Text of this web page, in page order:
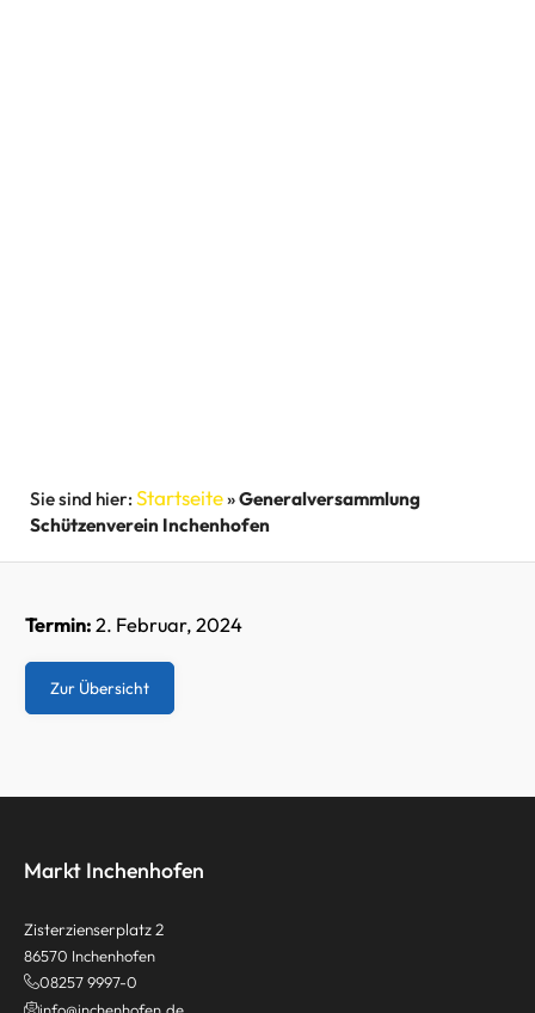
Startseite»Generalversammlung
Schützenverein Inchenhofen
Termin: 2. Februar, 2024
Zur Übersicht
Markt Inchenhofen
Zisterzienserplatz 2
86570 Inchenhofen
08257 9997-0